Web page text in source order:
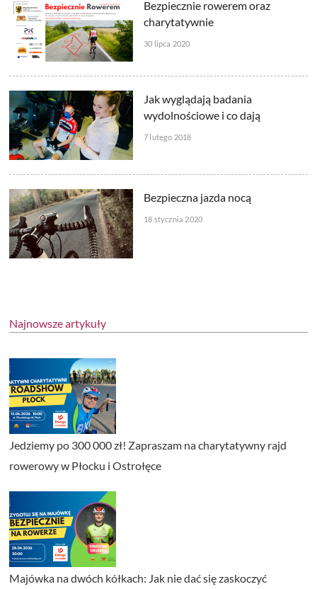
Bezpiecznie rowerem oraz
charytatywnie
30 lipca 2020
Jak wyglądają badania
wydolnościowe i co dają
7 lutego 2018
Bezpieczna jazda nocą
18 stycznia 2020
Najnowsze artykuły
Jedziemy po 300 000 zł! Zapraszam na charytatywny rajd
rowerowy w Płocku i Ostrołęce
Majówka na dwóch kółkach: Jak nie dać się zaskoczyć